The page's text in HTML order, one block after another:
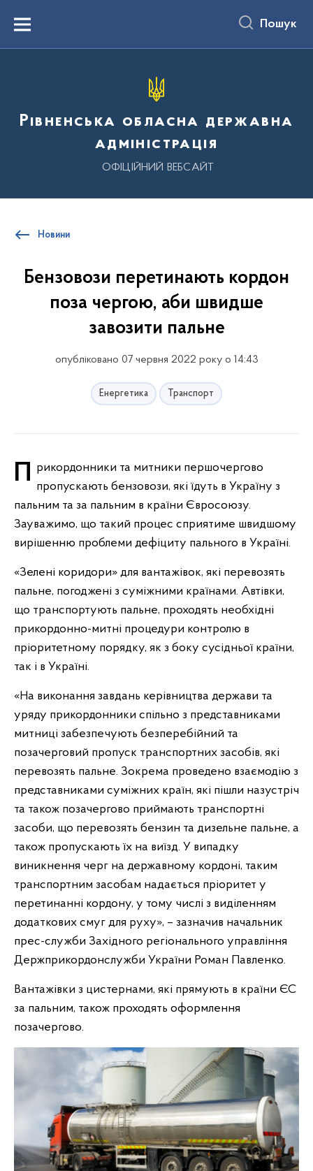
вмістуMenu Пошук
Рівненська обласна державна
адміністрація
ОФІЦІЙНИЙ ВЕБСАЙТ
Новини
Бензовози перетинають кордон
поза чергою, аби швидше
завозити пальне
опубліковано 07 червня 2022 року о 14:43
Енергетика Транспорт
Прикордонники та митники першочергово пропускають бензовози, які їдуть в Україну з
пальним та за пальним в країни Євросоюзу.
Зауважимо, що такий процес сприятиме швидшому
вирішенню проблеми дефіциту пального в Україні.
«Зелені коридори» для вантажівок, які перевозять
пальне, погоджені з суміжними країнами. Автівки,
що транспортують пальне, проходять необхідні
прикордонно-митні процедури контролю в
пріоритетному порядку, як з боку сусідньої країни,
так і в Україні.
«На виконання завдань керівництва держави та
уряду прикордонники спільно з представниками
митниці забезпечують безперебійний та
позачерговий пропуск транспортних засобів, які
перевозять пальне. Зокрема проведено взаємодію з
представниками суміжних країн, які пішли назустріч
та також позачергово приймають транспортні
засоби, що перевозять бензин та дизельне пальне, а
також пропускають їх на виїзд. У випадку
виникнення черг на державному кордоні, таким
транспортним засобам надається пріоритет у
перетинанні кордону, у тому числі з виділенням
додаткових смуг для руху», – зазначив начальник
прес-служби Західного регіонального управління
Держприкордонслужби України Роман Павленко.
Вантажівки з цистернами, які прямують в країни ЄС
за пальним, також проходять оформлення
позачергово.